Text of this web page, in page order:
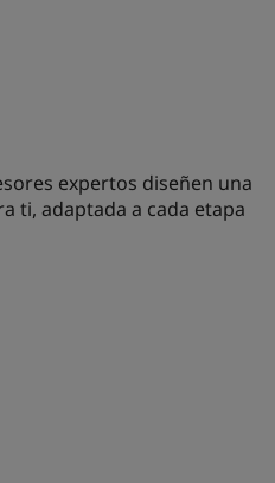
expertos diseñen una
ti, adaptada a cada etapa